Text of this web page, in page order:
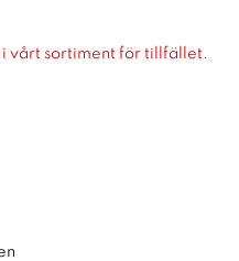
i vårt sortiment för tillfället.